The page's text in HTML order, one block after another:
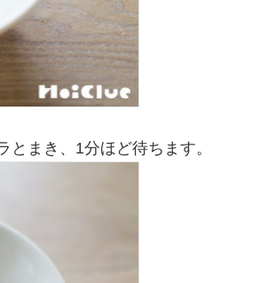
まき、1分ほど待ちます。